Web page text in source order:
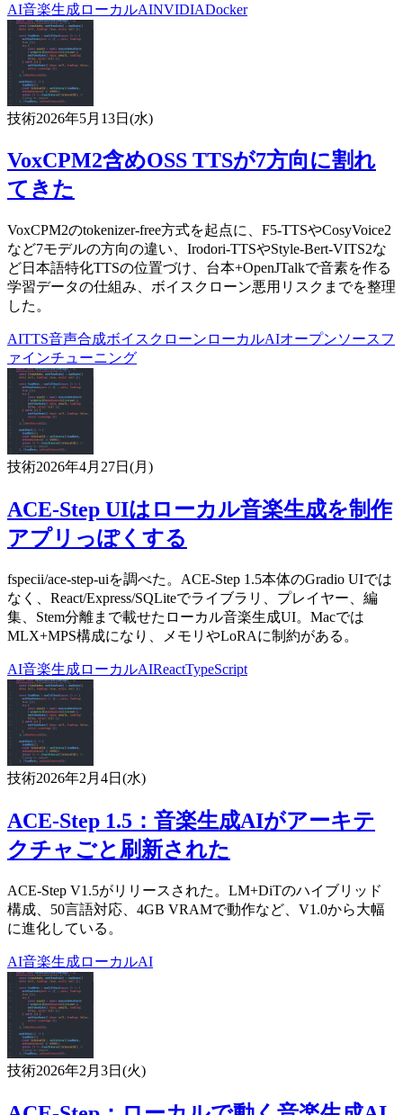
AI音楽生成ローカルAINVIDIADocker
技術2026年5月13日(水)
VoxCPM2含めOSS TTSが7方向に割れ
てきた
VoxCPM2のtokenizer-free方式を起点に、F5-TTSやCosyVoice2
など7モデルの方向の違い、Irodori-TTSやStyle-Bert-VITS2な
ど日本語特化TTSの位置づけ、台本+OpenJTalkで音素を作る
学習データの仕組み、ボイスクローン悪用リスクまでを整理
した。
AITTS音声合成ボイスクローン ローカルAIオープンソースフ
ァインチューニング
技術2026年4月27日(月)
ACE-Step UIはローカル音楽生成を制作
アプリっぽくする
fspecii/ace-step-uiを調べた。ACE-Step 1.5本体のGradio UIでは
なく、React/Express/SQLiteでライブラリ、プレイヤー、編
集、Stem分離まで載せたローカル音楽生成UI。Macでは
MLX+MPS構成になり、メモリやLoRAに制約がある。
AI音楽生成ローカルAIReactTypeScript
技術2026年2月4日(水)
ACE-Step 1.5：音楽生成AIがアーキテ
クチャごと刷新された
ACE-Step V1.5がリリースされた。LM+DiTのハイブリッド
構成、50言語対応、4GB VRAMで動作など、V1.0から大幅
に進化している。
AI音楽生成ローカルAI
技術2026年2月3日(火)